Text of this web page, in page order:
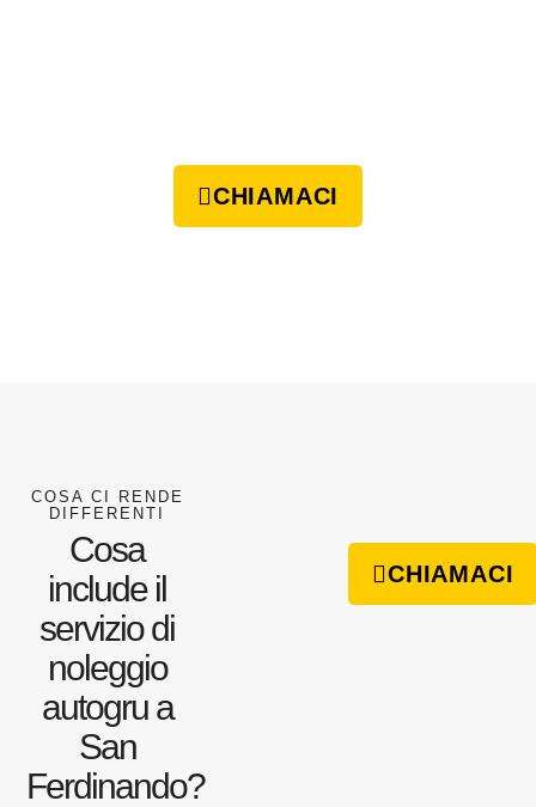
CHIAMACI
COSA CI RENDE
DIFFERENTI
Cosa
include il
servizio di
noleggio
autogru a
San
Ferdinando?
CHIAMACI